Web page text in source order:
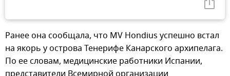
Ранее она сообщала, что MV Hondius успешно встал
на якорь у острова Тенерифе Канарского архипелага.
По ее словам, медицинские работники Испании,